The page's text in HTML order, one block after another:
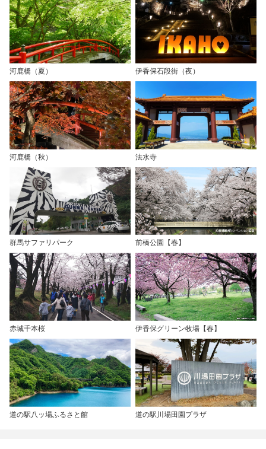
河鹿橋（夏） 伊香保石段街（夜）
河鹿橋（秋） 法水寺
群馬サファリパーク 前橋公園【春】
赤城千本桜 伊香保グリーン牧場【春】
道の駅八ッ場ふるさと館 道の駅川場田園プラザ